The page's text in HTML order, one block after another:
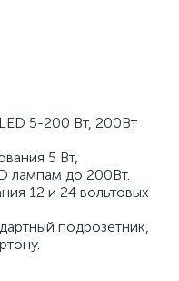
5-200 Вт, 200Вт
5 Вт,
лампам до 200Вт.
12 и 24 вольтовых
подрозетник,